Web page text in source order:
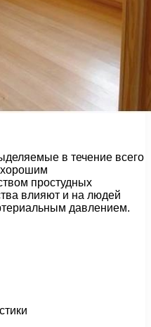
в течение всего
хорошим
простудных
влияют и на людей
давлением.